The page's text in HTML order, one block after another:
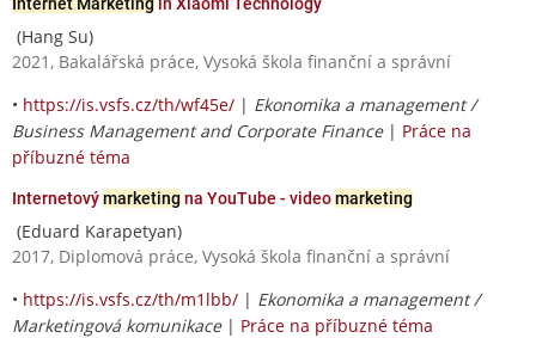
(Hang Su)
2021, Bakalářská práce, Vysoká škola finanční a správní
• https://is.vsfs.cz/th/wf45e/ | Ekonomika a management /
Business Management and Corporate Finance| Práce na
příbuzné téma
Internetovýmarketing na YouTube - videomarketing
(Eduard Karapetyan)
2017, Diplomová práce, Vysoká škola finanční a správní
• https://is.vsfs.cz/th/m1lbb/ | Ekonomika a management /
Marketingová komunikace| Práce na příbuzné téma